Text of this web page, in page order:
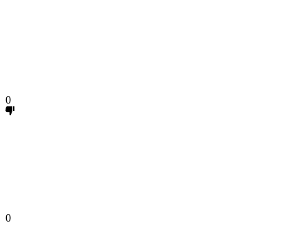
0
0